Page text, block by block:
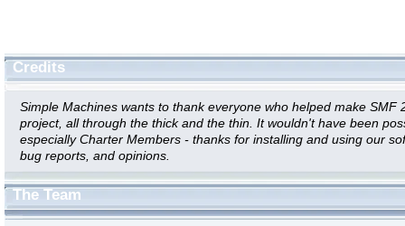
Credits
Simple Machines wants to thank everyone who helped make
project, all through the thick and the thin. It wouldn't have been
especially Charter Members - thanks for installing and using our
bug reports, and opinions.
The Team